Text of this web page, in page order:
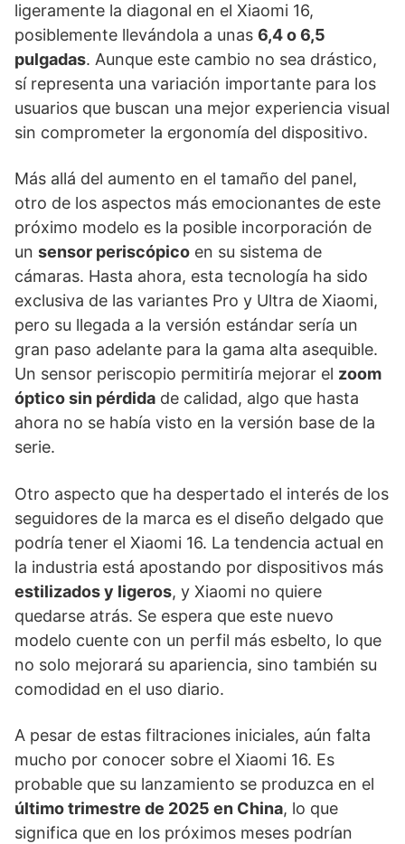
ligeramente la diagonal en el Xiaomi 16,
posiblemente llevándola a unas 6,4 o 6,5
pulgadas. Aunque este cambio no sea drástico,
sí representa una variación importante para los
usuarios que buscan una mejor experiencia visual
sin comprometer la ergonomía del dispositivo.
Más allá del aumento en el tamaño del panel,
otro de los aspectos más emocionantes de este
próximo modelo es la posible incorporación de
un sensor periscópico en su sistema de
cámaras. Hasta ahora, esta tecnología ha sido
exclusiva de las variantes Pro y Ultra de Xiaomi,
pero su llegada a la versión estándar sería un
gran paso adelante para la gama alta asequible.
Un sensor periscopio permitiría mejorar el zoom
óptico sin pérdida de calidad, algo que hasta
ahora no se había visto en la versión base de la
serie.
Otro aspecto que ha despertado el interés de los
seguidores de la marca es el diseño delgado que
podría tener el Xiaomi 16. La tendencia actual en
la industria está apostando por dispositivos más
estilizados y ligeros, y Xiaomi no quiere
quedarse atrás. Se espera que este nuevo
modelo cuente con un perfil más esbelto, lo que
no solo mejorará su apariencia, sino también su
comodidad en el uso diario.
A pesar de estas filtraciones iniciales, aún falta
mucho por conocer sobre el Xiaomi 16. Es
probable que su lanzamiento se produzca en el
último trimestre de 2025 en China, lo que
significa que en los próximos meses podrían